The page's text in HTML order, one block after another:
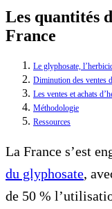
Les quantités
France
Le glyphosate,
Diminution des ventes
Les ventes et achats
Méthodologie
Ressources
La France s’est
du glyphosate,
de 50 %